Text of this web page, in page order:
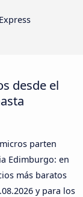
desde el
parten
Edimburgo: en
más baratos
y para los